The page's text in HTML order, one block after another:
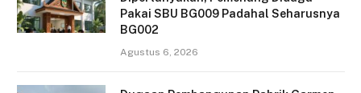
Pakai SBU BG009 Padahal Seharusnya
BG002
Agustus 6, 2026